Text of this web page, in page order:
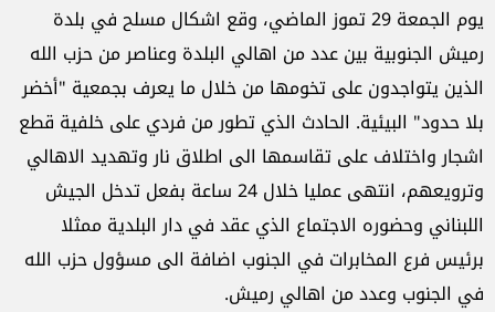
يوم الجمعة 29 تموز الماضي، وقع اشكال مسلح في بلدة
رميش الجنوبية بين عدد من اهالي البلدة وعناصر من حزب الله
الذين يتواجدون على تخومها من خلال ما يعرف بجمعية "أخضر
بلا حدود" البيئية. الحادث الذي تطور من فردي على خلفية قطع
اشجار واختلاف على تقاسمها الى اطلاق نار وتهديد الاهالي
وترويعهم، انتهى عمليا خلال 24 ساعة بفعل تدخل الجيش
اللبناني وحضوره الاجتماع الذي عقد في دار البلدية ممثلا
برئيس فرع المخابرات في الجنوب اضافة الى مسؤول حزب الله
في الجنوب وعدد من اهالي رميش.